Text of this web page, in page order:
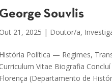
George Souvlis
Out 21, 2025 | Doutor/a,
História Política — Regimes,
Curriculum Vitae Biografia
Florença (Departamento de